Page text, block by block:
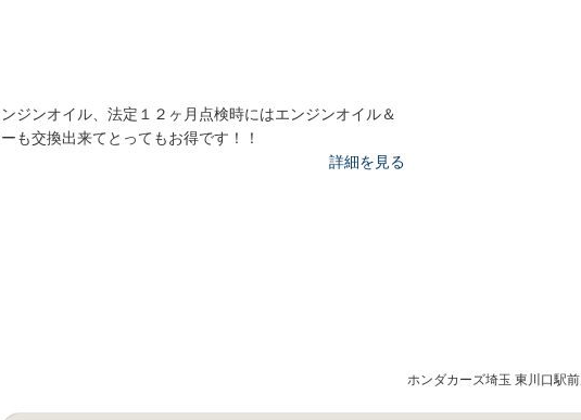
ジンオイル、法定１２ヶ月点検時にはエンジンオイル＆
も交換出来てとってもお得です！！
詳細を見る
ホンダカーズ埼玉 東川口駅